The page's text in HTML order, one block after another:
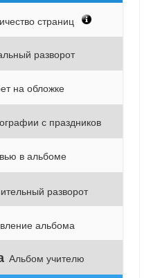
страниц
разворот
на обложке
с праздников
в альбоме
разворот
альбома
Альбом учителю